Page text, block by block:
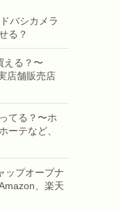
バシカメラ
る？
える？〜
店舗販売店
てる？〜ホ
ーテなど、
ップオープナ
、楽天